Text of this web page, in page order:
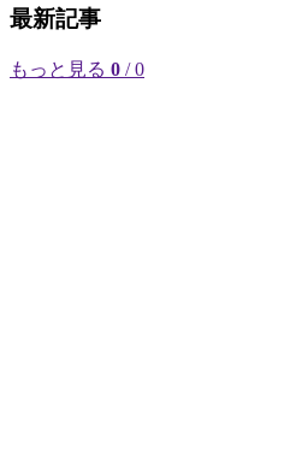
最新記事
もっと見る 0 / 0